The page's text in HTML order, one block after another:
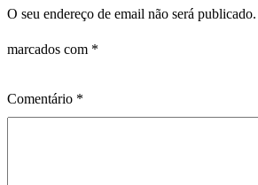
O seu endereço de email não será publicado.
marcados com *
Comentário *